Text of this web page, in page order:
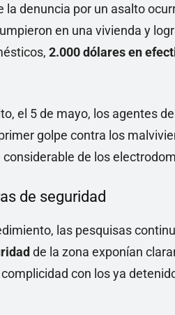
la denuncia por un asalto
en una vivienda y
2.000 dólares en
el 5 de mayo, los agentes
golpe contra los
de los
de seguridad
las pesquisas
de la zona exponían
con los ya